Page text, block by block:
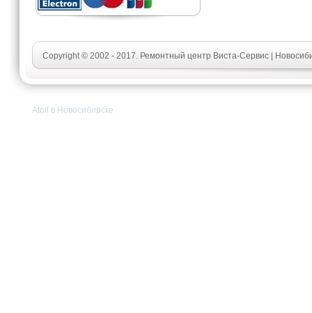
Copyright © 2002 - 2017. Ремонтный центр Виста-Сервис |
Atoll в Новосибирске